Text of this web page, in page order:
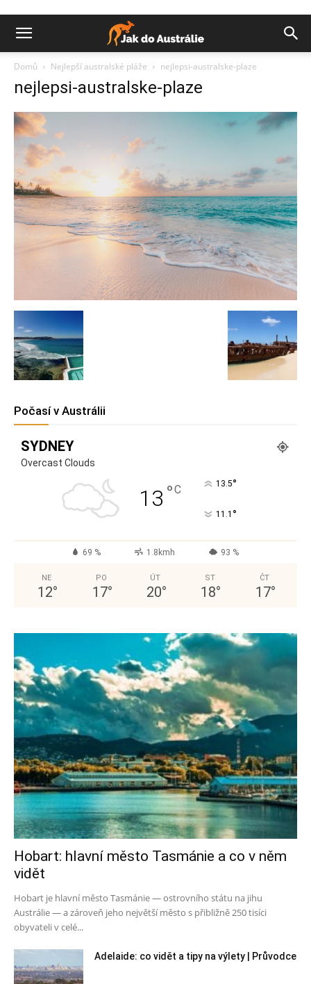
Domů Nejlepší australské pláže nejlepsi-australske-plaze
nejlepsi-australske-plaze
Počasí v Austrálii
SYDNEY
Overcast Clouds
13 °C 13.5°
11.1 °
69 % 1.8kmh 93 %
NE
12°
PO
17°
ÚT
20°
ST
18°
ČT
17°
Hobart: hlavní město Tasmánie a co v něm
vidět
Hobart je hlavní město Tasmánie — ostrovního státu na jihu
Austrálie — a zároveň jeho největší město s přibližně 250 tisíci
obyvateli v celé...
Adelaide: co vidět a tipy na výlety | Průvodce